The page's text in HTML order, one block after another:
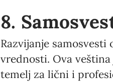
8.
Razvijanje
vrednosti. Ova
temelj za lični i